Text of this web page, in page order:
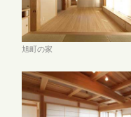
旭町の家